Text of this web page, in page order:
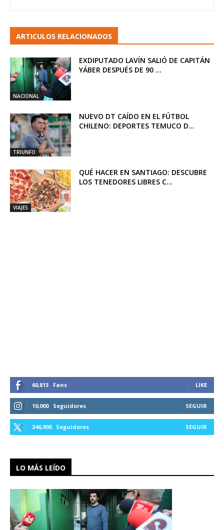
ARTICULOS RELACIONADOS
NACIONAL
EXDIPUTADO LAVÍN SALIÓ DE CAPITÁN
YÁBER DESPUÉS DE 90 ...
TRIUNFO
NUEVO DT CAÍDO EN EL FÚTBOL
CHILENO: DEPORTES TEMUCO D...
VIAJES
QUÉ HACER EN SANTIAGO: DESCUBRE
LOS TENEDORES LIBRES C...
60,813 Fans LIKE
10,000 Seguidores SEGUIR
346,900 Seguidores SEGUIR
LO MÁS LEÍDO